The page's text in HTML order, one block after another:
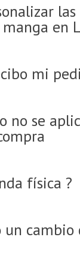
en
mi
no se
física ?
un